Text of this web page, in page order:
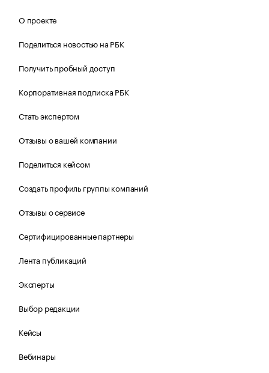
О проекте
Поделиться новостью на РБК
Получить пробный доступ
Корпоративная подписка РБК
Стать экспертом
Отзывы о вашей компании
Поделиться кейсом
Создать профиль группы компаний
Отзывы о сервисе
Сертифицированные партнеры
Лента публикаций
Эксперты
Выбор редакции
Кейсы
Вебинары